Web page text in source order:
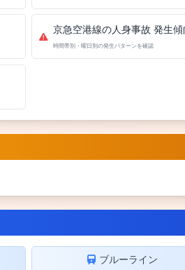
京急空港線の人身事故 発生
時間帯別・曜日別の発生パターンを確認
ブルーライン